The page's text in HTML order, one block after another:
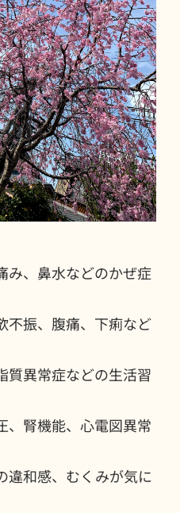
み、鼻水などのかぜ症
不振、腹痛、下痢など
質異常症などの生活習
、腎機能、心電図異常
違和感、むくみが気に